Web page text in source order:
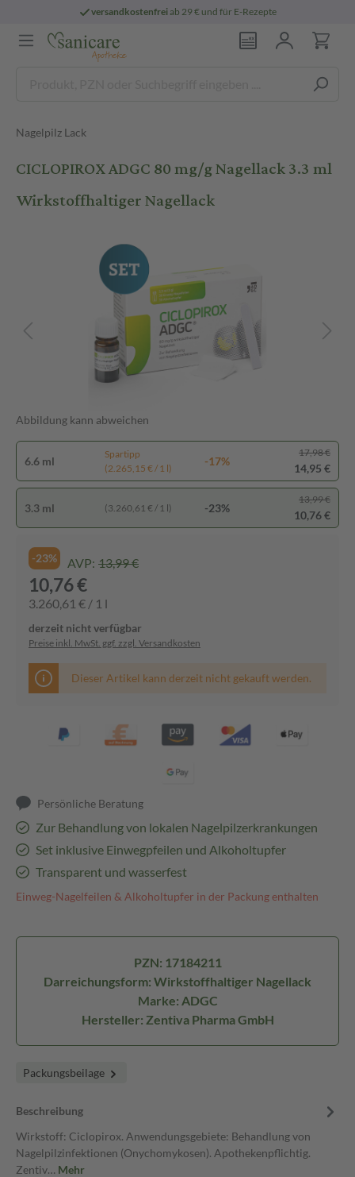
versandkostenfreiab 29 € und für E-Rezepte
Nagelpilz Lack
CICLOPIROX ADGC 80 mg/g Nagellack 3.3 ml
Wirkstoffhaltiger Nagellack
Abbildung kann abweichen
6.6 ml
Spartipp
(2.265,15 € / 1 l)
-17%
17,98 €
14,95 €
3.3 ml (3.260,61 € / 1 l) -23%
13,99 €
10,76 €
-23% AVP: 13,99 €
10,76 €
3.260,61 € / 1 l
derzeit nicht verfügbar
Preise inkl. MwSt. ggf. zzgl. Versandkosten
Dieser Artikel kann derzeit nicht gekauft werden.
Persönliche Beratung
Zur Behandlung von lokalen Nagelpilzerkrankungen
Set inklusive Einwegpfeilen und Alkoholtupfer
Transparent und wasserfest
Einweg-Nagelfeilen & Alkoholtupfer in der Packung enthalten
PZN: 17184211
Darreichungsform: Wirkstoffhaltiger Nagellack
Marke: ADGC
Hersteller: Zentiva Pharma GmbH
Packungsbeilage
Beschreibung
Wirkstoff: Ciclopirox. Anwendungsgebiete: Behandlung von
Nagelpilzinfektionen (Onychomykosen). Apothekenpflichtig.
Zentiv… Mehr